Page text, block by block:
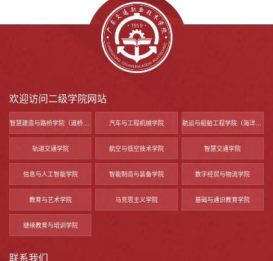
欢迎访问二级学院网站
智慧建造与路桥学院（道桥智慧管养工程中心） 汽车与工程机械学院 航运与船舶工程学院（海洋经济及技术工程中心）
轨道交通学院 航空与低空技术学院 智慧交通学院
信息与人工智能学院 智能制造与装备学院 数字经贸与物流学院
教育与艺术学院 马克思主义学院 基础与通识教育学院
继续教育与培训学院
联系我们